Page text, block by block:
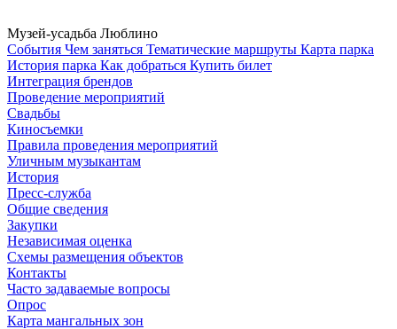
Музей-усадьба Люблино
Cобытия Чем заняться Тематические маршруты Карта парка
История парка Как добраться Купить билет
Интеграция брендов
Проведение мероприятий
Свадьбы
Киносъемки
Правила проведения мероприятий
Уличным музыкантам
История
Пресс-служба
Общие сведения
Закупки
Независимая оценка
Схемы размещения объектов
Контакты
Часто задаваемые вопросы
Опрос
Карта мангальных зон